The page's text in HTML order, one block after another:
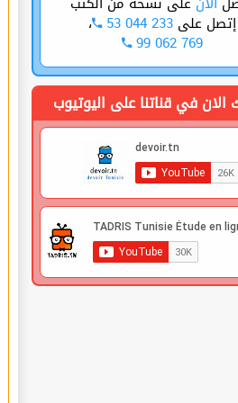
إتصل على53 044 233 ،
99 062 769
الان في قناتنا على اليوتيوب